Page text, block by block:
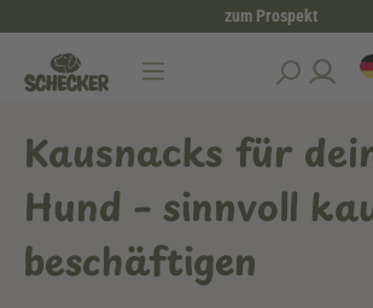
zum Prospekt
Hundesnacks Kausnacks für Hunde
Kausnacks für
Hund – sinnvoll
beschäftigen